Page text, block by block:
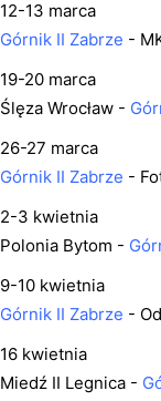
12-13 marca
Górnik II Zabrze -
19-20 marca
Ślęza Wrocław -
26-27 marca
Górnik II Zabrze -
2-3 kwietnia
Polonia Bytom -
9-10 kwietnia
Górnik II Zabrze -
16 kwietnia
Miedź II Legnica -